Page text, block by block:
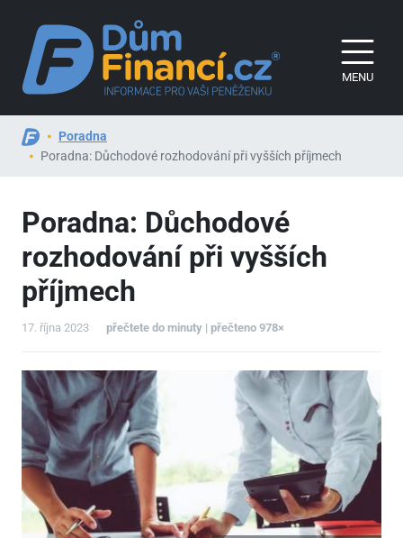
MENU
Poradna
Poradna: Důchodové rozhodování při vyšších příjmech
Poradna: Důchodové
rozhodování při vyšších
příjmech
17. října 2023 přečtete do minuty | přečteno 978×